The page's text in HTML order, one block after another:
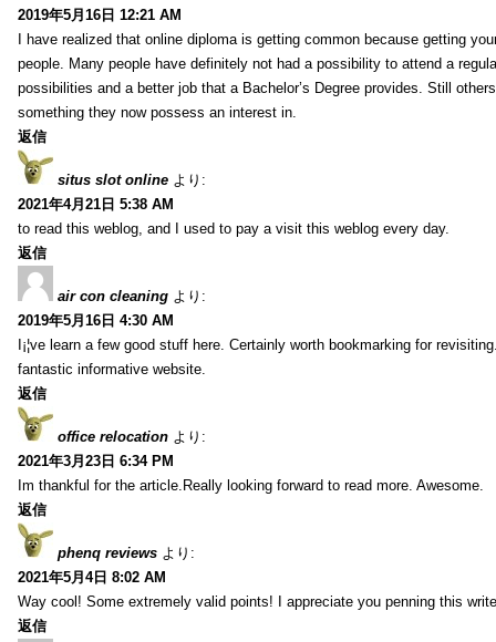
2019年5月16日 12:21 AM
I have realized that online diploma is getting common because getting
people. Many people have definitely not had a possibility to attend a
possibilities and a better job that a Bachelor’s Degree provides. Still
something they now possess an interest in.
返信
situs slot online より:
2021年4月21日 5:38 AM
to read this weblog, and I used to pay a visit this weblog every day.
返信
air con cleaning より:
2019年5月16日 4:30 AM
I¡¦ve learn a few good stuff here. Certainly worth bookmarking for
fantastic informative website.
返信
office relocation より:
2021年3月23日 6:34 PM
Im thankful for the article.Really looking forward to read more. Awesome.
返信
phenq reviews より:
2021年5月4日 8:02 AM
Way cool! Some extremely valid points! I appreciate you penning this
返信